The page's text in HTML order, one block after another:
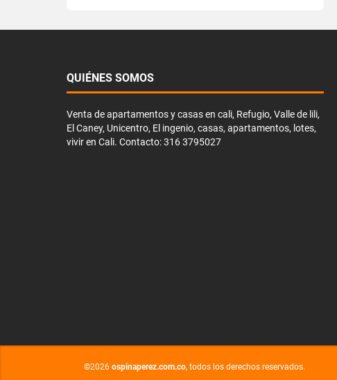
QUIÉNES SOMOS
Venta de apartamentos y casas en cali, Refugio, Valle de lili,
El Caney, Unicentro, El ingenio, casas, apartamentos, lotes,
vivir en Cali. Contacto: 316 3795027
©2026 ospinaperez.com.co, todos los derechos reservados.